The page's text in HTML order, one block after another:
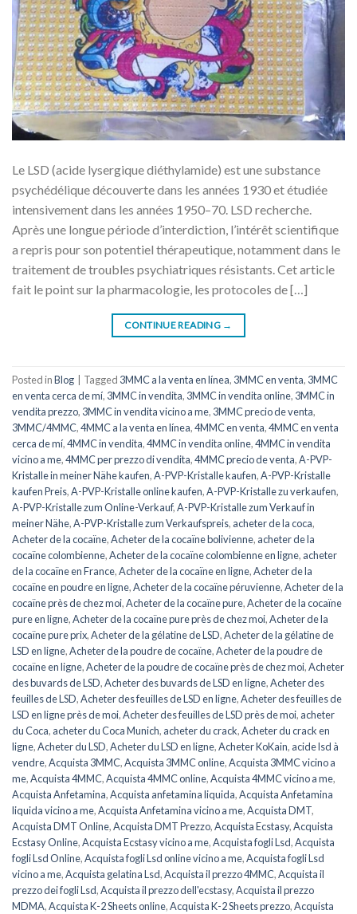
Le LSD (acide lysergique diéthylamide) est une substance
psychédélique découverte dans les années 1930 et étudiée
intensivement dans les années 1950–70. LSD recherche.
Après une longue période d’interdiction, l’intérêt scientifique
a repris pour son potentiel thérapeutique, notamment dans le
traitement de troubles psychiatriques résistants. Cet article
fait le point sur la pharmacologie, les protocoles de […]
CONTINUE READING →
Posted inBlog Tagged 3MMC a la venta en línea, 3MMC en venta, 3MMC
en venta cerca de mí, 3MMC in vendita, 3MMC in vendita online, 3MMC in
vendita prezzo, 3MMC in vendita vicino a me, 3MMC precio de venta,
3MMC/4MMC,4MMC a la venta en línea,4MMC en venta,4MMC en venta
cerca de mí,4MMC in vendita,4MMC in vendita online,4MMC in vendita
vicino a me,4MMC per prezzo di vendita,4MMC precio de venta,A-PVP-
Kristalle in meiner Nähe kaufen,A-PVP-Kristalle kaufen,A-PVP-Kristalle
kaufen Preis,A-PVP-Kristalle online kaufen,A-PVP-Kristalle zu verkaufen,
A-PVP-Kristalle zum Online-Verkauf,A-PVP-Kristalle zum Verkauf in
meiner Nähe,A-PVP-Kristalle zum Verkaufspreis, acheter de la coca,
Acheter de la cocaïne,Acheter de la cocaïne bolivienne, acheter de la
cocaïne colombienne,Acheter de la cocaïne colombienne en ligne, acheter
de la cocaïne en France,Acheter de la cocaïne en ligne,Acheter de la
cocaïne en poudre en ligne,Acheter de la cocaïne péruvienne,Acheter de la
cocaïne près de chez moi,Acheter de la cocaïne pure,Acheter de la cocaïne
pure en ligne,Acheter de la cocaïne pure près de chez moi,Acheter de la
cocaïne pure prix,Acheter de la gélatine de LSD,Acheter de la gélatine de
LSD en ligne,Acheter de la poudre de cocaïne,Acheter de la poudre de
cocaïne en ligne,Acheter de la poudre de cocaïne près de chez moi,Acheter
des buvards de LSD,Acheter des buvards de LSD en ligne,Acheter des
feuilles de LSD,Acheter des feuilles de LSD en ligne,Acheter des feuilles de
LSD en ligne près de moi,Acheter des feuilles de LSD près de moi, acheter
du Coca, acheter du Coca Munich, acheter du crack,Acheter du crack en
ligne,Acheter du LSD,Acheter du LSD en ligne,Acheter KoKain, acide lsd à
vendre,Acquista 3MMC,Acquista 3MMC online,Acquista 3MMC vicino a
me,Acquista 4MMC,Acquista 4MMC online,Acquista 4MMC vicino a me,
Acquista Anfetamina,Acquista anfetamina liquida,Acquista Anfetamina
liquida vicino a me,Acquista Anfetamina vicino a me,Acquista DMT,
Acquista DMT Online,Acquista DMT Prezzo,Acquista Ecstasy,Acquista
Ecstasy Online,Acquista Ecstasy vicino a me,Acquista fogli Lsd,Acquista
fogli Lsd Online,Acquista fogli Lsd online vicino a me,Acquista fogli Lsd
vicino a me,Acquista gelatina Lsd,Acquista il prezzo 4MMC,Acquista il
prezzo dei fogli Lsd,Acquista il prezzo dell'ecstasy,Acquista il prezzo
MDMA,Acquista K-2 Sheets online,Acquista K-2 Sheets prezzo,Acquista